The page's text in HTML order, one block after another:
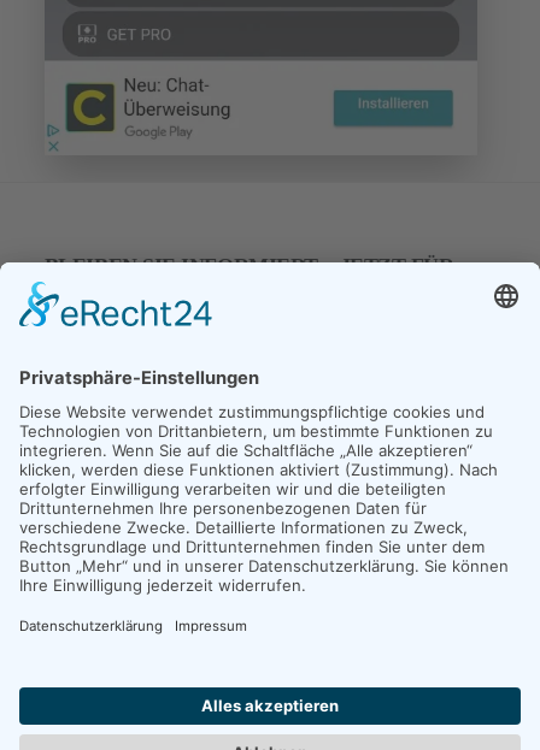
BLEIBEN SIE INFORMIERT – JETZT FÜR
UNSEREN NEWSLETER ANMELDEN
E-Mail*